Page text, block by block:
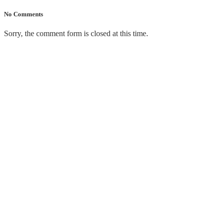
No Comments
Sorry, the comment form is closed at this time.